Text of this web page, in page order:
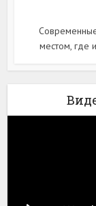
местом, где